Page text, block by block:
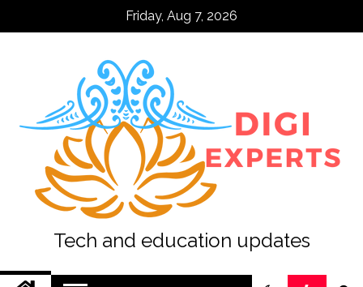
Friday, Aug 7, 2026
Tech and education updates